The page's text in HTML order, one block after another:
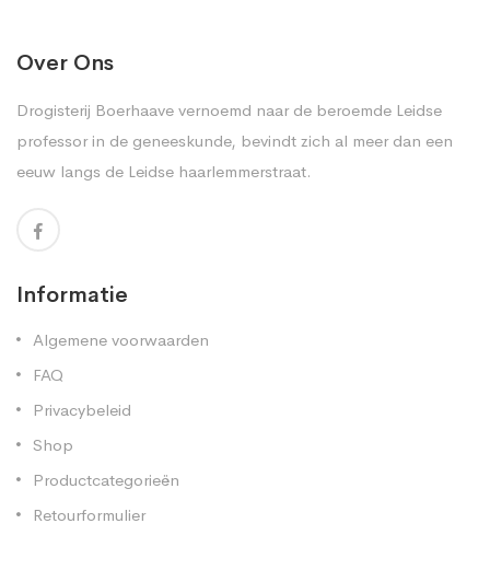
Over Ons
Drogisterij Boerhaave vernoemd naar de beroemde Leidse
professor in de geneeskunde, bevindt zich al meer dan een
eeuw langs de Leidse haarlemmerstraat.
Informatie
Algemene voorwaarden
FAQ
Privacybeleid
Shop
Productcategorieën
Retourformulier